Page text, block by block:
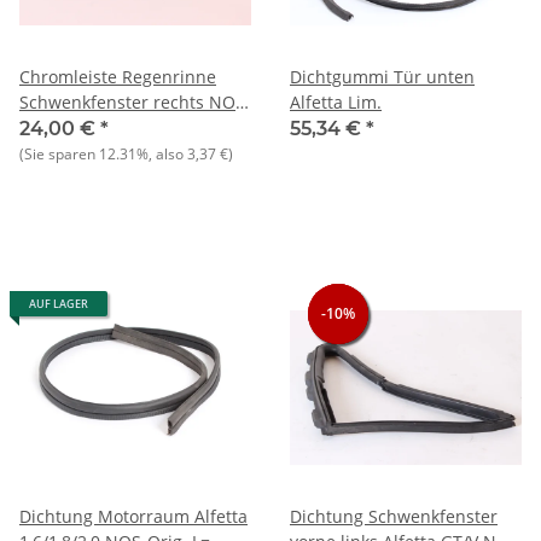
Chromleiste Regenrinne
Schwenkfenster rechts NOS
Alfetta Lim. 1.6-1.8
24,00 € *
(Sie sparen 12.31%, also3,37 €)
Dichtgummi Tür unten
Alfetta Lim.
55,34 € *
AUF LAGER
Dichtung Motorraum Alfetta
-10%
-10%
-10%
Dichtung Schwenkfenster